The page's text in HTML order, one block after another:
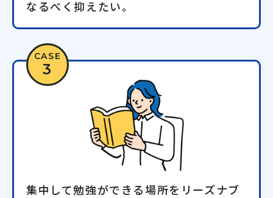
なるべく抑えたい。
CASE
3
集中して勉強ができる場所をリーズナブ